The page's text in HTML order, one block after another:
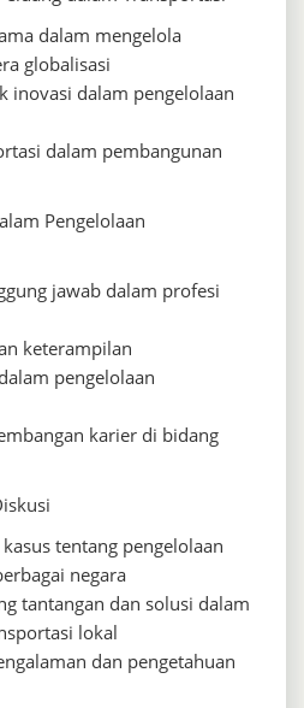
dalam mengelola
globalisasi
inovasi dalam pengelolaan
dalam pembangunan
Pengelolaan
jawab dalam profesi
keterampilan
pengelolaan
karier di bidang
tentang pengelolaan
negara
tantangan dan solusi dalam
lokal
dan pengetahuan